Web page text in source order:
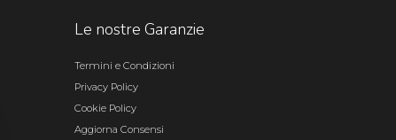
Le nostre Garanzie
Termini e Condizioni
Privacy Policy
Cookie Policy
Aggiorna Consensi